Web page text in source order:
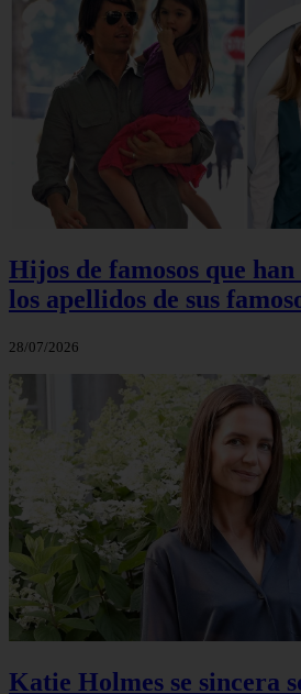
Hijos de famosos que
los apellidos de sus
28/07/2026
Katie Holmes se sincera